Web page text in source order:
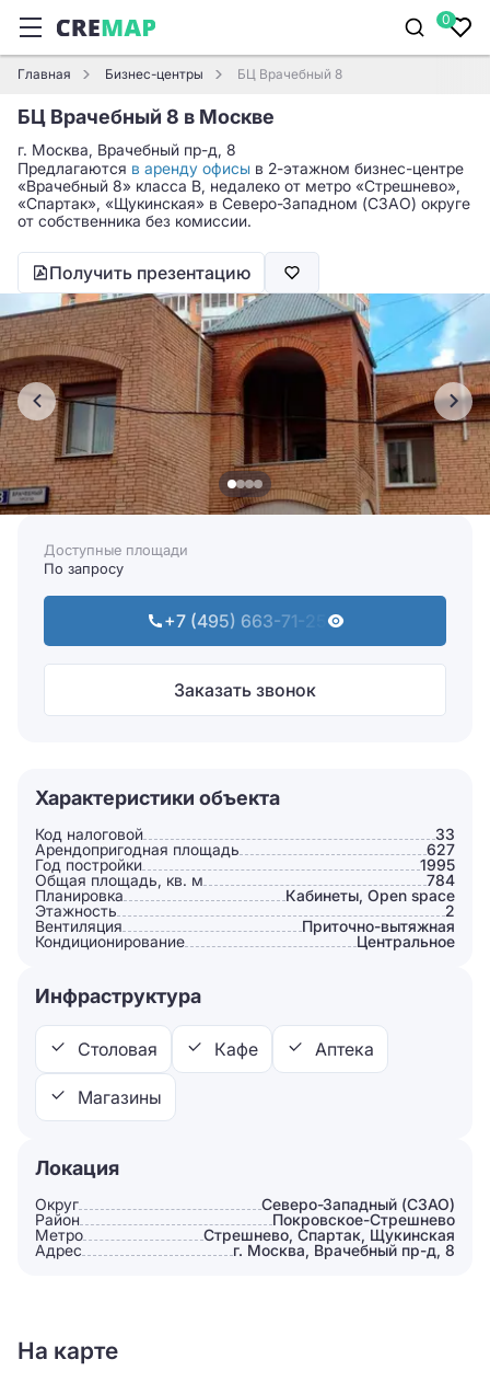
0
Главная Бизнес-центры БЦ Врачебный 8
БЦ Врачебный 8 в Москве
г. Москва, Врачебный пр-д, 8
Предлагаются в аренду офисы в 2-этажном бизнес-центре
«Врачебный 8» класса B, недалеко от метро «Стрешнево»,
«Спартак», «Щукинская» в Северо-Западном (СЗАО) округе
от собственника без комиссии.
Получить презентацию
Доступные площади
По запросу
+7 (495) 663-71-25
Заказать звонок
Характеристики объекта
Код налоговой
33
Арендопригодная площадь
627
Год постройки
1995
Общая площадь, кв. м
784
Планировка
Кабинеты, Open space
Этажность
2
Вентиляция
Приточно-вытяжная
Кондиционирование
Центральное
Инфраструктура
Столовая Кафе Аптека
Магазины
Локация
Округ
Северо-Западный (СЗАО)
Район
Покровское-Стрешнево
Метро
Стрешнево, Спартак, Щукинская
Адрес
г. Москва, Врачебный пр-д, 8
На карте